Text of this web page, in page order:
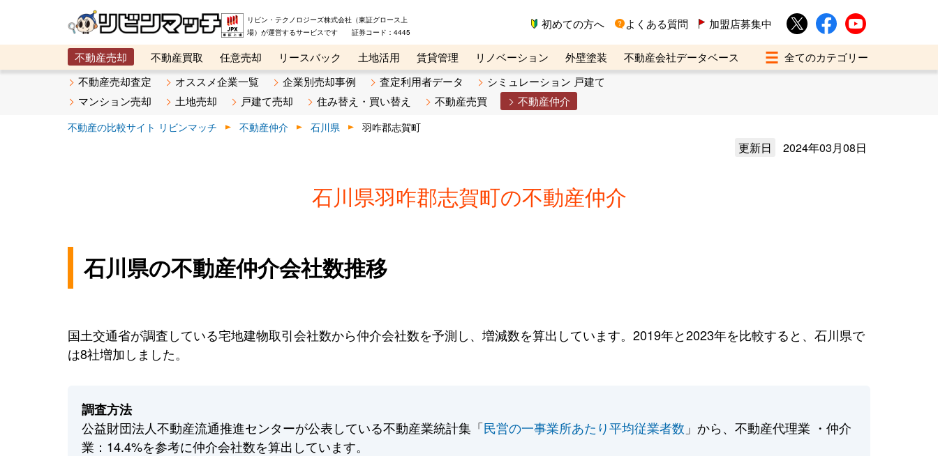
リビン・テクノロジーズ株式会社（東証グロース上
場）が運営するサービスです 証券コード：4445
初めての方へ よくある質問 加盟店募集中
不動産売却 不動産買取 任意売却 リースバック 土地活用 賃貸管理 リノベーション 外壁塗装
不動産会社データベース
メタ住宅展示場
ベスト不動産カンパニー オンライン講座 リビンマガジンBiz 不動産売却ご相談デスク
不動産売却査定 オススメ企業一覧 企業別売却事例 査定利用者データ
シミュレーション 戸建て
マンション売却
土地売却 戸建て売却 住み替え・買い替え 不動産売買 不動産仲介
不動産の比較サイト リビンマッチ 不動産仲介 石川県 羽咋郡志賀町
更新日 2024年03月08日
石川県羽咋郡志賀町の不動産仲介
石川県の不動産仲介会社数推移
国土交通省が調査している宅地建物取引会社数から仲介会社数を予測し、増減数を算出しています。2019年と2023年を比較すると、石川県で
は8社増加しました。
調査方法
公益財団法人不動産流通推進センターが公表している不動産業統計集「民営の一事業所あたり平均従業者数 」から、不動産代理業 ・仲介
業：14.4%を参考に仲介会社数を算出しています。